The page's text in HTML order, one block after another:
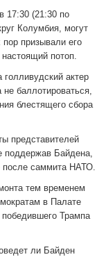
17:30 (21:30 по
Колумбия, могут
пор призывали его
потоп.
актер
баллотироваться,
блестящего сбора
представителей
поддержав Байдена,
после саммита НАТО.
тем временем
в Палате
победившего Трампа
ли Байден